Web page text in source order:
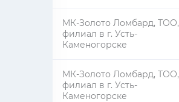
МК-Золото Ломбард, ТОО,
филиал в г. Усть-
Каменогорске
МК-Золото Ломбард, ТОО,
филиал в г. Усть-
Каменогорске